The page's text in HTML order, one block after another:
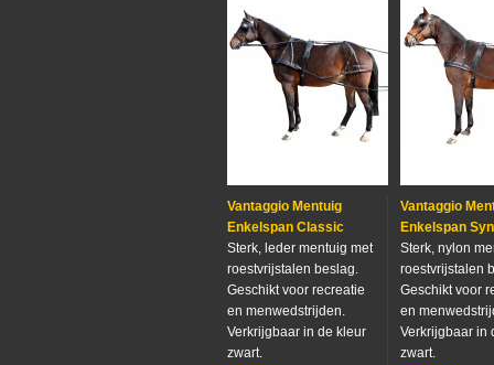
Vantaggio Mentuig
Enkelspan Classic
Sterk, leder mentuig met
roestvrijstalen beslag.
Geschikt voor recreatie
en menwedstrijden.
Verkrijgbaar in de kleur
zwart.
Vantaggio
Enkelspan
Sterk, nylon
roestvrijstalen
Geschikt voor
en
Verkrijgbaar in
zwart.